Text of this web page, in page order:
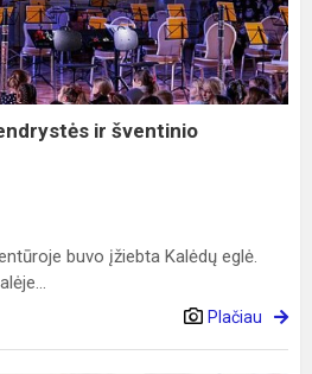
ir šventinio
buvo įžiebta Kalėdų eglė.
Plačiau